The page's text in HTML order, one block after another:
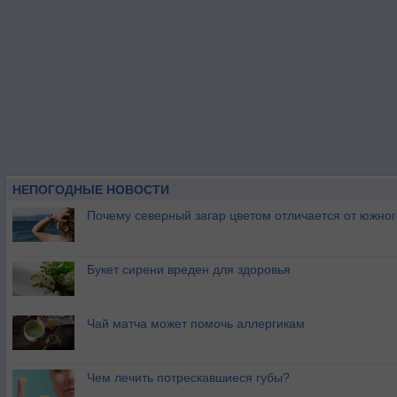
НЕПОГОДНЫЕ НОВОСТИ
Почему северный загар цветом отличается от
Букет сирени вреден для здоровья
Чай матча может помочь аллергикам
Чем лечить потрескавшиеся губы?